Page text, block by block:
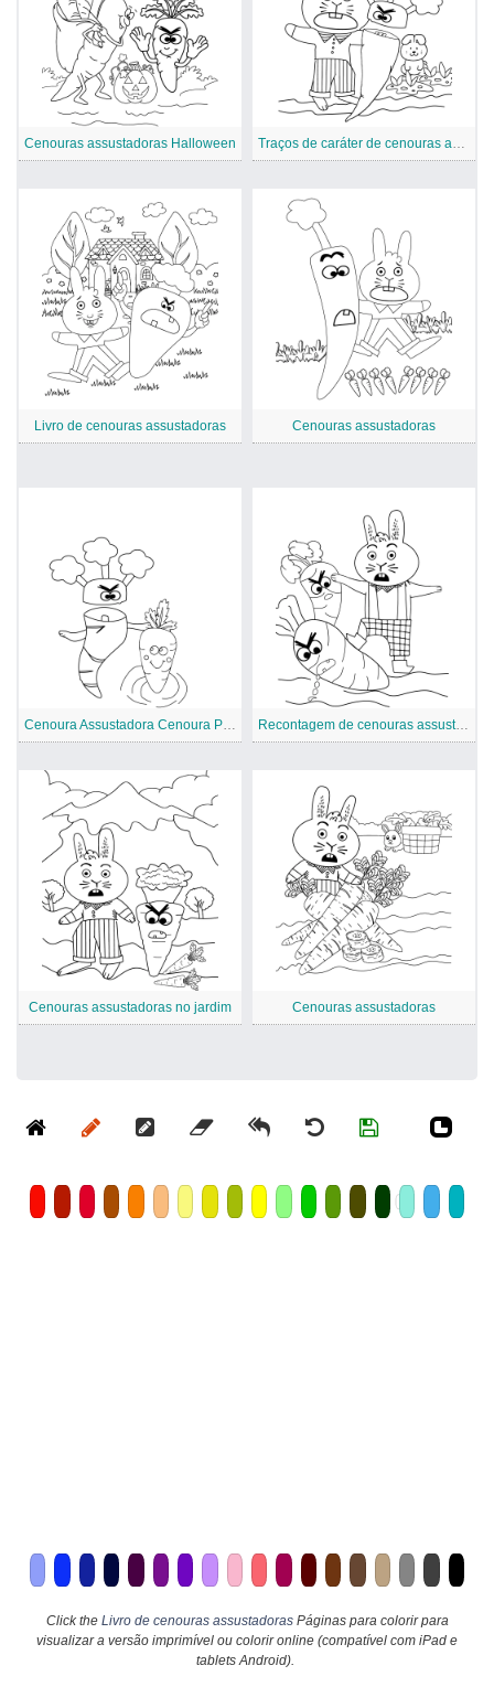
Cenouras assustadoras Halloween Traços de caráter de cenouras assustadoras
Livro de cenouras assustadoras Cenouras assustadoras
Cenoura Assustadora Cenoura Patch Recontagem de cenouras assustadoras
Cenouras assustadoras no jardim Cenouras assustadoras
Click the Livro de cenouras assustadorasPáginas para colorir para
visualizar a versão imprimível ou colorir online (compatível com iPad e
tablets Android).